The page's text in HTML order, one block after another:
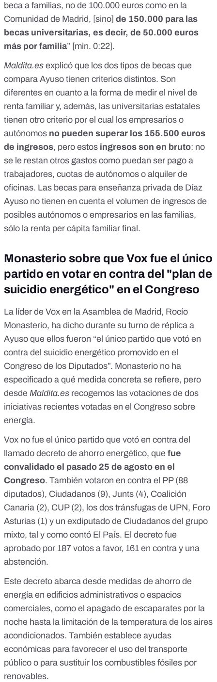
beca a familias, no de 100.000 euros como en la
Comunidad de Madrid, [sino] de 150.000 para las
becas universitarias, es decir, de 50.000 euros
más por familia” [min. 0:22].
Maldita.es explicó que los dos tipos de becas que
compara Ayuso tienen criterios distintos. Son
diferentes en cuanto a la forma de medir el nivel de
renta familiar y, además, las universitarias estatales
tienen otro criterio por el cual los empresarios o
autónomos no pueden superar los 155.500 euros
de ingresos, pero estos ingresos son en bruto: no
se le restan otros gastos como puedan ser pago a
trabajadores, cuotas de autónomos o alquiler de
oficinas. Las becas para enseñanza privada de Díaz
Ayuso no tienen en cuenta el volumen de ingresos de
posibles autónomos o empresarios en las familias,
sólo la renta per cápita familiar final.
Monasterio sobre que Vox fue el único
partido en votar en contra del "plan de
suicidio energético" en el Congreso
La líder de Vox en la Asamblea de Madrid, Rocío
Monasterio, ha dicho durante su turno de réplica a
Ayuso que ellos fueron “el único partido que votó en
contra del suicidio energético promovido en el
Congreso de los Diputados”. Monasterio no ha
especificado a qué medida concreta se refiere, pero
desde Maldita.es recogemos las votaciones de dos
iniciativas recientes votadas en el Congreso sobre
energía.
Vox no fue el único partido que votó en contra del
llamado decreto de ahorro energético, que fue
convalidado el pasado 25 de agosto en el
Congreso. También votaron en contra el PP (88
diputados), Ciudadanos (9), Junts (4), Coalición
Canaria (2), CUP (2), los dos tránsfugas de UPN, Foro
Asturias (1) y un exdiputado de Ciudadanos del grupo
mixto, tal y como contó El País. El decreto fue
aprobado por 187 votos a favor, 161 en contra y una
abstención.
Este decreto abarca desde medidas de ahorro de
energía en edificios administrativos o espacios
comerciales, como el apagado de escaparates por la
noche hasta la limitación de la temperatura de los aires
acondicionados. También establece ayudas
económicas para favorecer el uso del transporte
público o para sustituir los combustibles fósiles por
renovables.